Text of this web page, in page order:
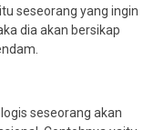
seseorang yang ingin
dia akan bersikap
seseorang akan